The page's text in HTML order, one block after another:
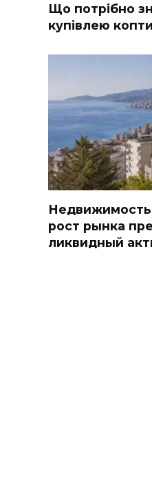
Що потрібно
купівлею
Недвижимость
рост рынка
ликвидный